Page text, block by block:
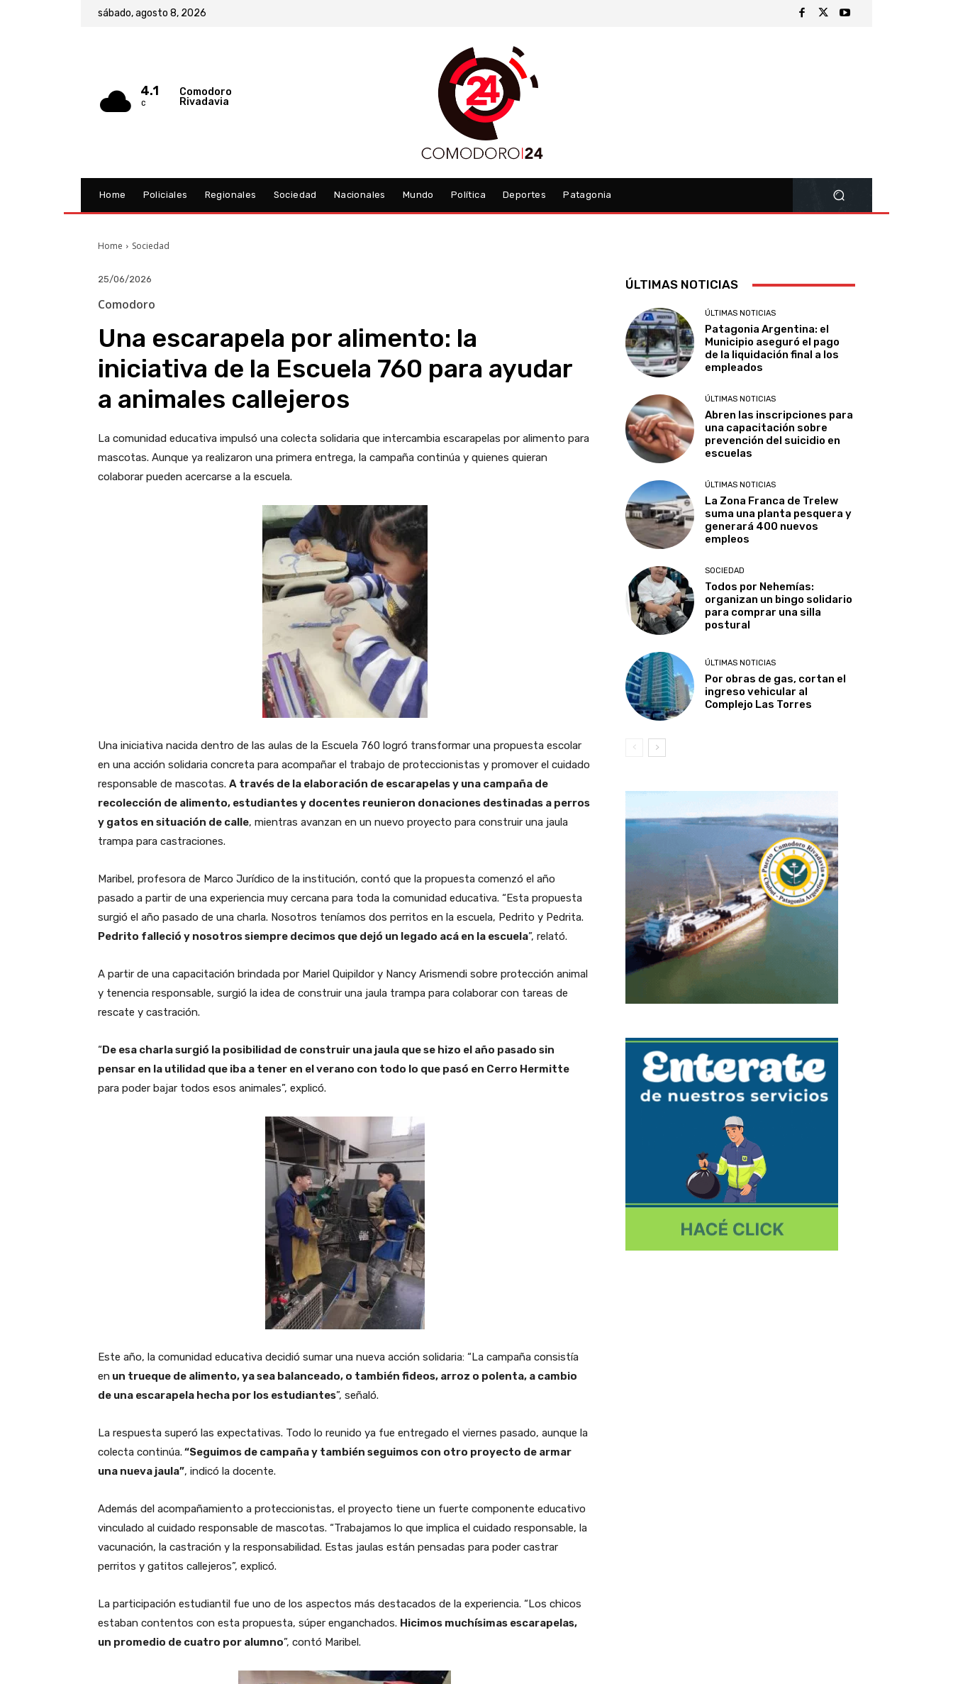
sábado, agosto 8, 2026
4.1
C
Comodoro
Rivadavia
Home Policiales Regionales Sociedad Nacionales Mundo Política Deportes Patagonia
Home Sociedad
25/06/2026
Comodoro
Una escarapela por alimento: la
iniciativa de la Escuela 760 para ayudar
a animales callejeros
La comunidad educativa impulsó una colecta solidaria que intercambia escarapelas por alimento para
mascotas. Aunque ya realizaron una primera entrega, la campaña continúa y quienes quieran
colaborar pueden acercarse a la escuela.
Una iniciativa nacida dentro de las aulas de la Escuela 760 logró transformar una propuesta escolar
en una acción solidaria concreta para acompañar el trabajo de proteccionistas y promover el cuidado
responsable de mascotas. A través de la elaboración de escarapelas y una campaña de
recolección de alimento, estudiantes y docentes reunieron donaciones destinadas a perros
y gatos en situación de calle, mientras avanzan en un nuevo proyecto para construir una jaula
trampa para castraciones.
Maribel, profesora de Marco Jurídico de la institución, contó que la propuesta comenzó el año
pasado a partir de una experiencia muy cercana para toda la comunidad educativa. “Esta propuesta
surgió el año pasado de una charla. Nosotros teníamos dos perritos en la escuela, Pedrito y Pedrita.
Pedrito falleció y nosotros siempre decimos que dejó un legado acá en la escuela”, relató.
A partir de una capacitación brindada por Mariel Quipildor y Nancy Arismendi sobre protección animal
y tenencia responsable, surgió la idea de construir una jaula trampa para colaborar con tareas de
rescate y castración.
“De esa charla surgió la posibilidad de construir una jaula que se hizo el año pasado sin
pensar en la utilidad que iba a tener en el verano con todo lo que pasó en Cerro Hermitte
para poder bajar todos esos animales”, explicó.
Este año, la comunidad educativa decidió sumar una nueva acción solidaria: “La campaña consistía
en un trueque de alimento, ya sea balanceado, o también fideos, arroz o polenta, a cambio
de una escarapela hecha por los estudiantes”, señaló.
La respuesta superó las expectativas. Todo lo reunido ya fue entregado el viernes pasado, aunque la
colecta continúa. “Seguimos de campaña y también seguimos con otro proyecto de armar
una nueva jaula”, indicó la docente.
Además del acompañamiento a proteccionistas, el proyecto tiene un fuerte componente educativo
vinculado al cuidado responsable de mascotas. “Trabajamos lo que implica el cuidado responsable, la
vacunación, la castración y la responsabilidad. Estas jaulas están pensadas para poder castrar
perritos y gatitos callejeros”, explicó.
La participación estudiantil fue uno de los aspectos más destacados de la experiencia. “Los chicos
estaban contentos con esta propuesta, súper enganchados. Hicimos muchísimas escarapelas,
un promedio de cuatro por alumno”, contó Maribel.
ÚLTIMAS NOTICIAS
ÚLTIMAS NOTICIAS
Patagonia Argentina: el
Municipio aseguró el pago
de la liquidación final a los
empleados
ÚLTIMAS NOTICIAS
Abren las inscripciones para
una capacitación sobre
prevención del suicidio en
escuelas
ÚLTIMAS NOTICIAS
La Zona Franca de Trelew
suma una planta pesquera y
generará 400 nuevos
empleos
SOCIEDAD
Todos por Nehemías:
organizan un bingo solidario
para comprar una silla
postural
ÚLTIMAS NOTICIAS
Por obras de gas, cortan el
ingreso vehicular al
Complejo Las Torres